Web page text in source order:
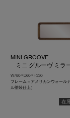
MINI GROOVE
ミニ グルーヴ ミラ
W780 × D60 × H330
フレーム＝アメリカンウォール
ル塗装仕上）